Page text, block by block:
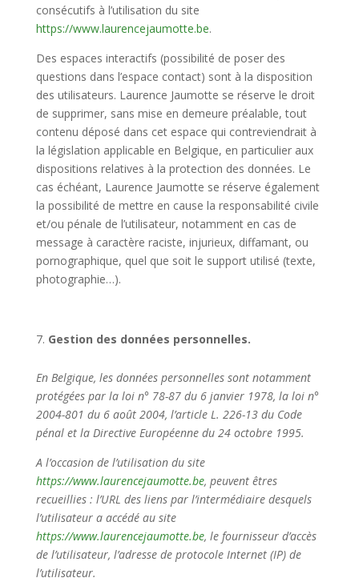
consécutifs à l’utilisation du site
https://www.laurencejaumotte.be.
Des espaces interactifs (possibilité de poser des
questions dans l’espace contact) sont à la disposition
des utilisateurs. Laurence Jaumotte se réserve le droit
de supprimer, sans mise en demeure préalable, tout
contenu déposé dans cet espace qui contreviendrait à
la législation applicable en Belgique, en particulier aux
dispositions relatives à la protection des données. Le
cas échéant, Laurence Jaumotte se réserve également
la possibilité de mettre en cause la responsabilité civile
et/ou pénale de l’utilisateur, notamment en cas de
message à caractère raciste, injurieux, diffamant, ou
pornographique, quel que soit le support utilisé (texte,
photographie…).
Gestion des données personnelles.
En Belgique, les données personnelles sont notamment
protégées par la loi n° 78-87 du 6 janvier 1978, la loi n°
2004-801 du 6 août 2004, l’article L. 226-13 du Code
pénal et la Directive Européenne du 24 octobre 1995.
A l’occasion de l’utilisation du site
https://www.laurencejaumotte.be, peuvent êtres
recueillies : l’URL des liens par l’intermédiaire desquels
l’utilisateur a accédé au site
https://www.laurencejaumotte.be, le fournisseur d’accès
de l’utilisateur, l’adresse de protocole Internet (IP) de
l’utilisateur.